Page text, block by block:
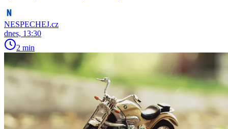
NESPECHEJ.cz
dnes, 13:30
2 min